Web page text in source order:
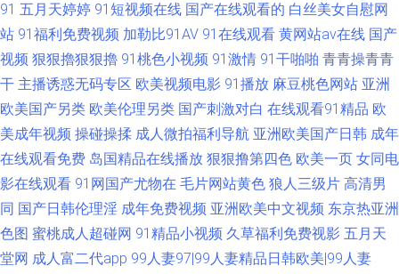
91 五月天婷婷 91短视频在线 国产在线观看的 白丝美女自慰网
站 91福利免费视频 加勒比91AV 91在线观看 黄网站av在线 国产
视频 狠狠擼狠狠擼 91桃色小视频 91激情 91干啪啪 青青操青青
干 主播诱惑无码专区 欧美视频电影 91播放 麻豆桃色网站 亚洲
欧美国产另类 欧美伦理另类 国产刺激对白 在线观看91精品 欧
美成年视频 操碰操揉 成人微拍福利导航 亚洲欧美国产日韩 成年
在线观看免费 岛国精品在线播放 狠狠撸第四色 欧美一页 女同电
影在线观看 91网国产尤物在 毛片网站黄色 狼人三级片 高清男
同 国产日韩伦理淫 成年免费视频 亚洲欧美中文视频 东京热亚洲
色图 蜜桃成人超碰网 91精品小视频 久草福利免费视影 五月天
堂网 成人富二代app 99人妻97|99人妻精品日韩欧美|99人妻